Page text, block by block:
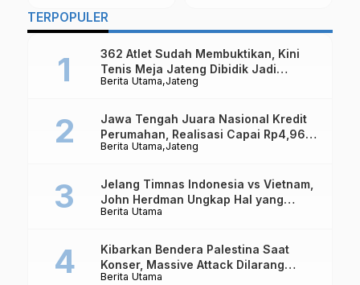
Untuk UMK, Ini
TERPOPULER
Berita Utama Jateng
362 Atlet Sudah Membuktikan, Kini
Tenis Meja Jateng Dibidik Jadi
Kekuatan Nasional
Berita Utama Jateng
Jawa Tengah Juara Nasional Kredit
Perumahan, Realisasi Capai Rp4,96
Triliun
Berita Utama
Jelang Timnas Indonesia vs Vietnam,
John Herdman Ungkap Hal yang
Dipertaruhkan
Berita Utama
Kibarkan Bendera Palestina Saat
Konser, Massive Attack Dilarang
Masuk Singapura Lagi